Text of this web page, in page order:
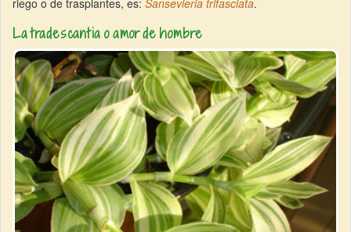
riego o de trasplantes, es: Sansevieria trifasciata.
La tradescantia o amor de hombre